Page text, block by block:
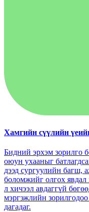
Хамгийн сүүлийн
Бидний эрхэм зорилго
оюун ухааныг
дээд сургуулийн багш,
боломжийг олгох
л хичээл авдаггүй
мэргэжлийн
дагадаг.